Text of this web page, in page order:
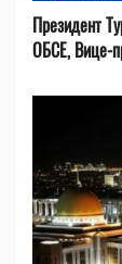
Президент
ОБСЕ, Вице-